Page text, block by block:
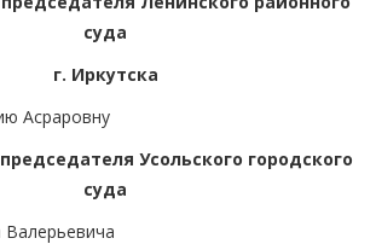
суда
г. Иркутска
Асраровну
Усольского городского
суда